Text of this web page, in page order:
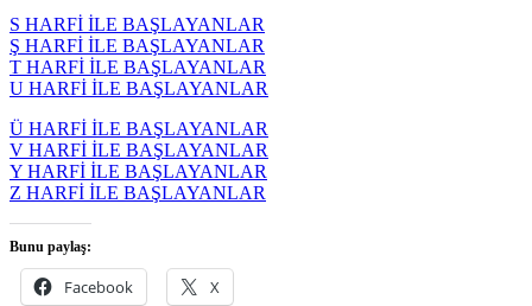
S HARFİ İLE BAŞLAYANLAR
Ş HARFİ İLE BAŞLAYANLAR
T HARFİ İLE BAŞLAYANLAR
U HARFİ İLE BAŞLAYANLAR
Ü HARFİ İLE BAŞLAYANLAR
V HARFİ İLE BAŞLAYANLAR
Y HARFİ İLE BAŞLAYANLAR
Z HARFİ İLE BAŞLAYANLAR
Bunu paylaş:
Facebook X